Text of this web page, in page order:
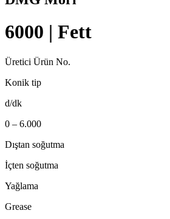
6000 | Fett
Üretici Ürün No.
Konik tip
d/dk
0 – 6.000
Dıştan soğutma
İçten soğutma
Yağlama
Grease